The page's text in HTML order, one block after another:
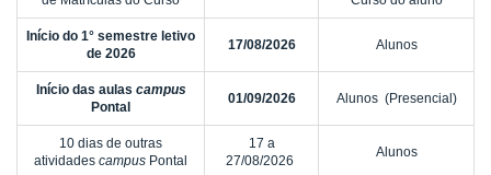
Início do 1° semestre letivo
de 2026
17/08/2026 Alunos
Início das aulas campus
Pontal
01/09/2026 Alunos (Presencial)
10 dias de outras
atividades campus Pontal
17 a
27/08/2026
Alunos